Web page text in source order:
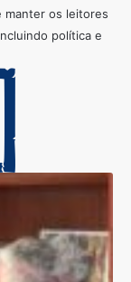
manter os leitores
política e